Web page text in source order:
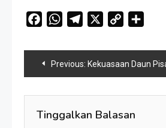
FacebookWhatsAppTelegram
Copy
Navigasi
pos
Previous: Kekuasaan Daun
Tinggalkan Balasan